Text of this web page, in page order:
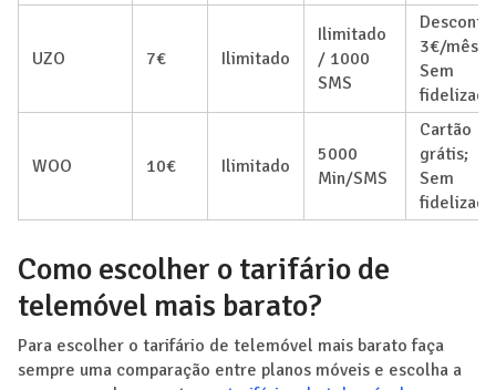
UZO 7€ Ilimitado
Ilimitado
/ 1000
SMS
Desconto
3€/mês;
Sem
WOO 10€ Ilimitado
5000
Min/SMS
Cartão
grátis;
Sem
Como escolher o tarifário de
telemóvel mais barato?
Para escolher o tarifário de telemóvel mais barato faça
sempre uma comparação entre planos móveis e escolha a